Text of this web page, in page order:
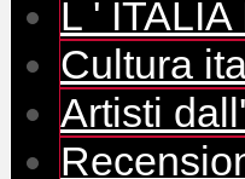
L '
Cultura
Artisti